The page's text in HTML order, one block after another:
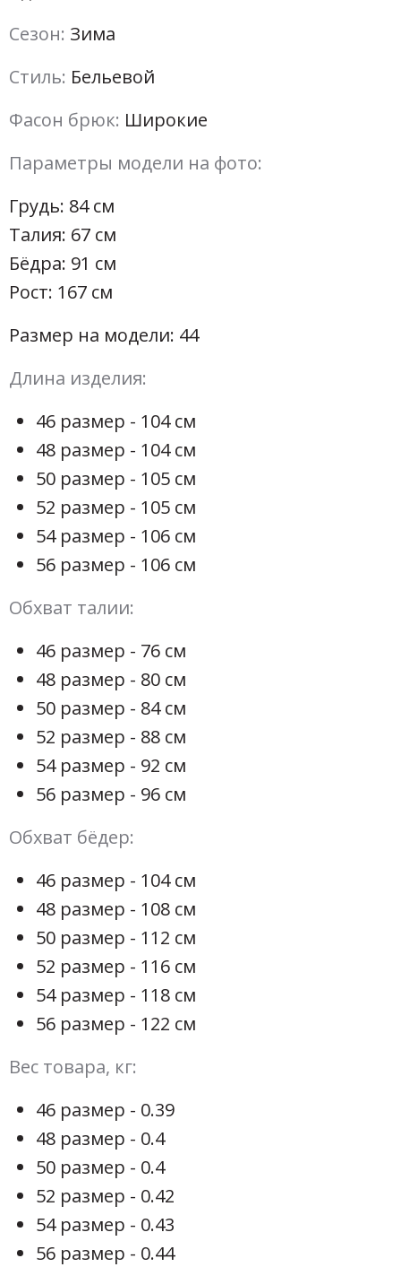
Сезон: Зима
Стиль: Бельевой
Фасон брюк: Широкие
Параметры модели на фото:
Грудь: 84 см
Талия: 67 см
Бёдра: 91 см
Рост: 167 см
Размер на модели: 44
Длина изделия:
46 размер - 104 см
48 размер - 104 см
50 размер - 105 см
52 размер - 105 см
54 размер - 106 см
56 размер - 106 см
Обхват талии:
46 размер - 76 см
48 размер - 80 см
50 размер - 84 см
52 размер - 88 см
54 размер - 92 см
56 размер - 96 см
Обхват бёдер:
46 размер - 104 см
48 размер - 108 см
50 размер - 112 см
52 размер - 116 см
54 размер - 118 см
56 размер - 122 см
Вес товара, кг:
46 размер - 0.39
48 размер - 0.4
50 размер - 0.4
52 размер - 0.42
54 размер - 0.43
56 размер - 0.44